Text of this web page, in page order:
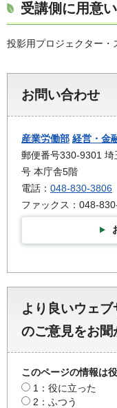
受講側に用意
投影用プロジェクター・
お問い合わせ
産業労働部 経営・金
郵便番号330-9301
号 本庁舎5階
電話： 048-830-3806
ファックス：048-
より良いウェ
のご意見をお
このページの情報は
1：役に立った
2：ふつう